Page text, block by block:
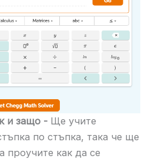
и защо - Ще учите
по стъпка, така че ще
проучите как да се